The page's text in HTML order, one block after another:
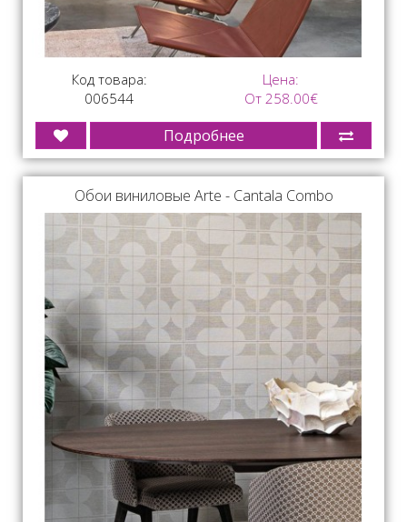
Код товара:
006544
Цена:
От 258.00€
Подробнее
Обои виниловые Arte - Cantala Combo